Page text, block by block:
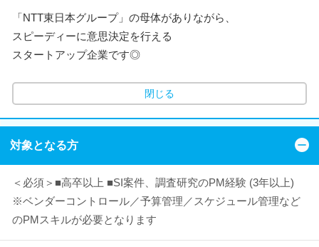
「NTT東日本グループ」の母体がありながら、
スピーディーに意思決定を行える
スタートアップ企業です◎
閉じる
対象となる方
＜必須＞■高卒以上 ■SI案件、調査研究のPM経験 (3年以上)
※ベンダーコントロール／予算管理／スケジュール管理など
のPMスキルが必要となります